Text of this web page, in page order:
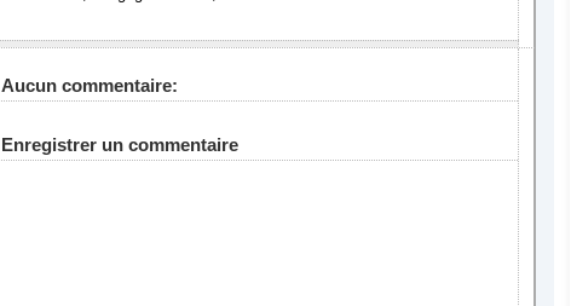
Aucun commentaire:
Enregistrer un commentaire